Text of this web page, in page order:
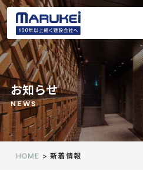
お知らせ
NEWS
HOME >新着情報